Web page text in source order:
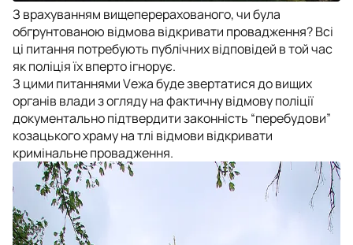
З врахуванням вищеперерахованого, чи була
обгрунтованою відмова відкривати провадження? Всі
ці питання потребують публічних відповідей в той час
як поліція їх вперто ігнорує.
З цими питаннями Vежа буде звертатися до вищих
органів влади з огляду на фактичну відмову поліції
документально підтвердити законність “перебудови”
козацького храму на тлі відмови відкривати
кримінальне провадження.